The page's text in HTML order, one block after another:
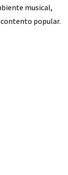
musical,
popular.